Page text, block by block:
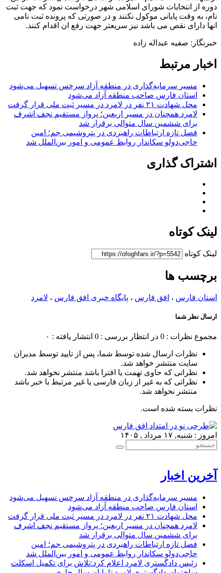
دوره از انتخابات شورای اسلامی شهر درخواست نمود که جهت ثبت
نام، به وقت پایانی موکول نکنند و در صورتی که پرونده ثبت نامی
انها دارای نقص می باشد نیز سریعتر جهت رفع ان اقدام کنند.
خبرنگار: صفیه عبداله زاده
اخبار مرتبط
مسیر سرمایه‌گذاری در منطقه آزاد سرخس تسهیل می‌شود
استان فارس صاحب منطقه آزاد می‌شود
محل شهادت ۲۱ نفر در لامرد در مسیر ثبت ملی قرار گرفت
لامرد همچنان در مسیر اربعین؛ پرواز مستقیم نجف اشرف
برای ششمین سال متوالی برقرار شد
فصل تازه ارتباطات راهبردی در پتروشیمی جم؛ امین
حاجی‌دولو سکاندار روابط عمومی و امور بین‌الملل شد
اشتراک گذاری
لینک کوتاه
لینک کوتاه
برچسب ها
استان فارس ، افق فارس ، پایگاه خبری افق فارس ، لامرد
ارسال نظر شما
مجموع نظرات : 0 در انتظار بررسی : 0 انتشار یافته : ۰
نظرات ارسال شده توسط شما، پس از تایید توسط مدیران
سایت منتشر خواهد شد.
نظراتی که حاوی تهمت یا افترا باشد منتشر نخواهد شد.
نظراتی که به غیر از زبان فارسی یا غیر مرتبط با خبر باشد
منتشر نخواهد شد.
نظرات بسته شده است.
امروز : شنبه, ۱۷ مرداد , ۱۴۰۵
آخرین اخبار
مسیر سرمایه‌گذاری در منطقه آزاد سرخس تسهیل می‌شود
استان فارس صاحب منطقه آزاد می‌شود
محل شهادت ۲۱ نفر در لامرد در مسیر ثبت ملی قرار گرفت
لامرد همچنان در مسیر اربعین؛ پرواز مستقیم نجف اشرف
برای ششمین سال متوالی برقرار شد
فصل تازه ارتباطات راهبردی در پتروشیمی جم؛ امین
حاجی‌دولو سکاندار روابط عمومی و امور بین‌الملل شد
رئیس دادگستری لامرد اعلام کرد:تلاش برای تکمیل اسکلت